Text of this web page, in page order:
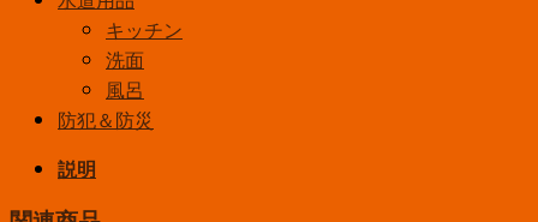
キッチン
洗面
風呂
防犯＆防災
説明